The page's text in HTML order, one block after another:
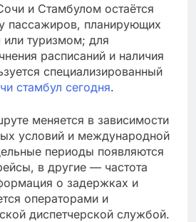
и Стамбулом остаётся
пассажиров, планирующих
туризмом; для
расписаний и наличия
специализированный
стамбул сегодня.
меняется в зависимости
условий и международной
периоды появляются
в другие — частота
о задержках и
операторами и
диспетчерской службой.